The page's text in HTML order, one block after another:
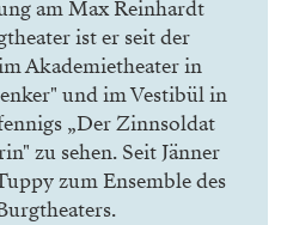
am Max Reinhardt
ist er seit der
Akademietheater in
und im Vestibül in
„Der Zinnsoldat
zu sehen. Seit Jänner
zum Ensemble des